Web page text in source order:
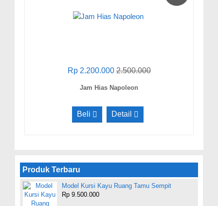
Rp 2.200.0002.500.000
Jam Hias Napoleon
Beli Detail
Produk Terbaru
Model Kursi Kayu Ruang Tamu Sempit
Rp 9.500.000